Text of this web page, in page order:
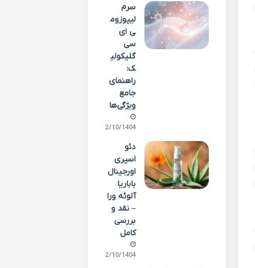
سرم
لیپوزوم
ی ای
سی
گلیکولی
ک:
راهنمای
جامع
ویژگی‌ها
02/10/1404
دئو
اسپری
اورجینال
باباریا
آلوئه ورا
– نقد و
بررسی
کامل
02/10/1404